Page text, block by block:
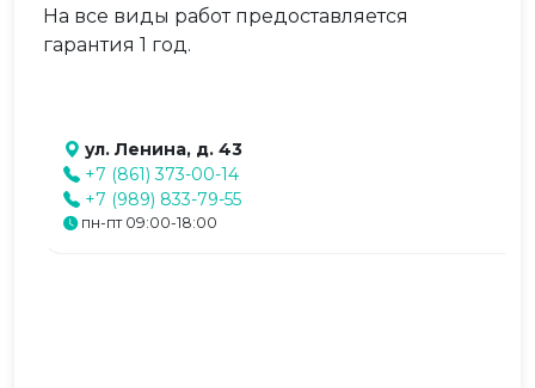
На все виды работ предоставляется
гарантия 1 год.
ул. Ленина, д. 43
+7 (861) 373-00-14
+7 (989) 833-79-55
пн-пт 09:00-18:00